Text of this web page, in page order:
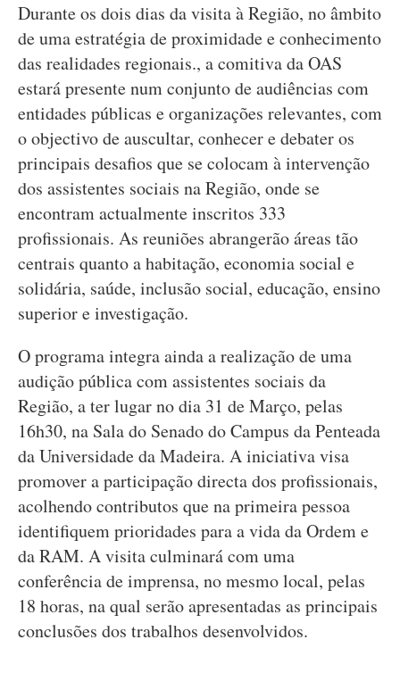
Durante os dois dias da visita à Região, no âmbito
de uma estratégia de proximidade e conhecimento
das realidades regionais., a comitiva da OAS
estará presente num conjunto de audiências com
entidades públicas e organizações relevantes, com
o objectivo de auscultar, conhecer e debater os
principais desafios que se colocam à intervenção
dos assistentes sociais na Região, onde se
encontram actualmente inscritos 333
profissionais. As reuniões abrangerão áreas tão
centrais quanto a habitação, economia social e
solidária, saúde, inclusão social, educação, ensino
superior e investigação.
O programa integra ainda a realização de uma
audição pública com assistentes sociais da
Região, a ter lugar no dia 31 de Março, pelas
16h30, na Sala do Senado do Campus da Penteada
da Universidade da Madeira. A iniciativa visa
promover a participação directa dos profissionais,
acolhendo contributos que na primeira pessoa
identifiquem prioridades para a vida da Ordem e
da RAM. A visita culminará com uma
conferência de imprensa, no mesmo local, pelas
18 horas, na qual serão apresentadas as principais
conclusões dos trabalhos desenvolvidos.